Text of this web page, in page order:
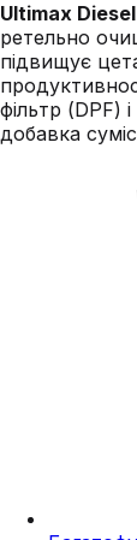
Ultimax Diesel
ретельно
підвищує
фільтр (DPF)
добавка